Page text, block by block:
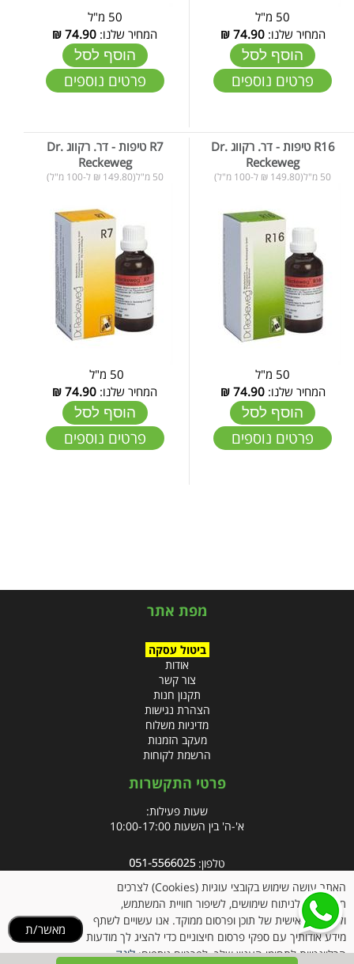
50 מ"ל
המחיר שלנו:74.90
₪
הוסף לסל
פרטים נוספים
50 מ"ל
המחיר שלנו: 74.90
₪
הוסף לסל
פרטים נוספים
R16 טיפות - דר. רקווג Dr.
Reckeweg
50 מ"ל(149.80 ₪ ל-100 מ"ל)
50 מ"ל
המחיר שלנו:74.90
₪
הוסף לסל
פרטים נוספים
R7 טיפות - דר. רקווג Dr.
Reckeweg
50 מ"ל(149.80 ₪ ל-100 מ"ל)
50 מ"ל
המחיר שלנו: 74.90
₪
הוסף לסל
פרטים נוספים
מפת אתר
ביטול עסקה
אודות
צור קשר
תקנון חנות
הצהרת נגישות
מדיניות משלוח
מעקב הזמנות
הרשמת לקוחות
פרטי התקשרות
שעות פעילות:
א'-ה' בין השעות 10:00-17:00
טלפון:
אימייל:info@clubpharm.co.il
כתובת : קניון M הדרך, צומת ינאי, מושב בית חירות 40291
האתר עושה שימוש בקובצי עוגיות (Cookies) לצרכים
תפעוליים, לניתוח שימושים, לשיפור חוויית המשתמש,
ולהתאמה אישית של תוכן ופרסום ממוקד. אנו עשויים לשתף
מידע אודותיך עם ספקי פרסום חיצוניים כדי להציג לך מודעות
הרלוונטיות לתחומי העניין שלך. לפרטים נוספים:לינק
מאשר/ת